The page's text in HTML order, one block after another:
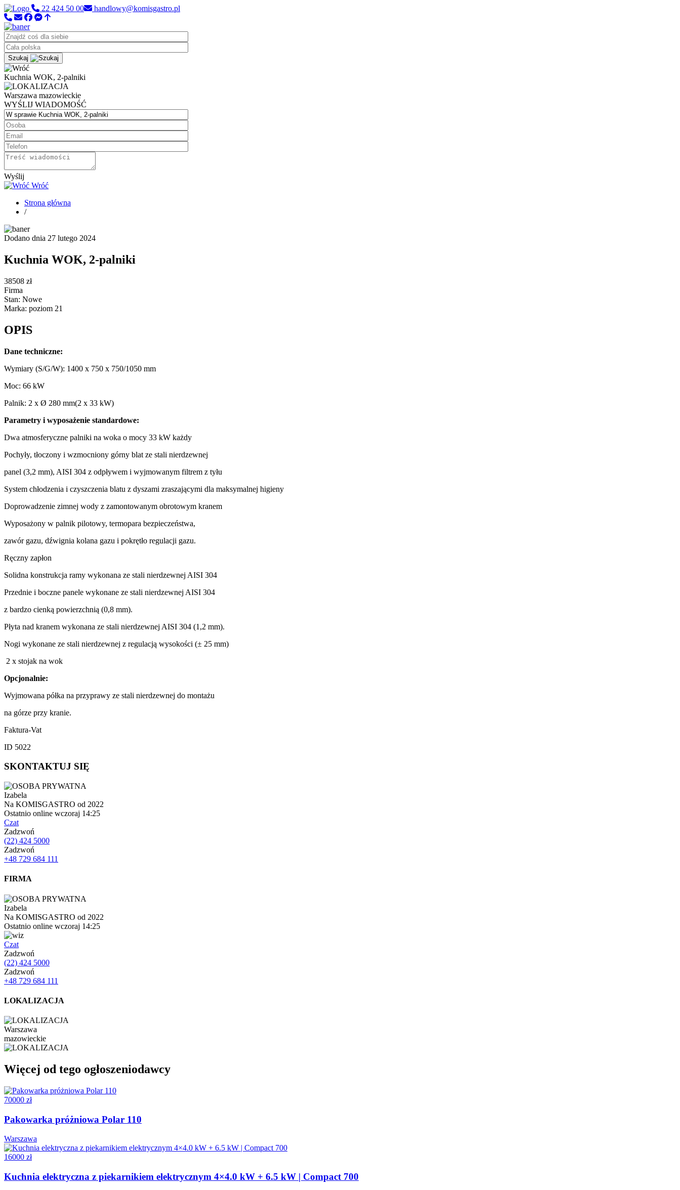
22 424 50 00 handlowy@komisgastro.pl
Szukaj
Kuchnia WOK, 2-palniki
Warszawa mazowieckie
WYŚLIJ WIADOMOŚĆ
Wyślij
Wróć
Strona główna
/
Dodano dnia 27 lutego 2024
Kuchnia WOK, 2-palniki
38508 zł
Firma
Stan: Nowe
Marka: poziom 21
OPIS
Dane techniczne:
Wymiary (S/G/W): 1400 x 750 x 750/1050 mm
Moc: 66 kW
Palnik: 2 x Ø 280 mm(2 x 33 kW)
Parametry i wyposażenie standardowe:
Dwa atmosferyczne palniki na woka o mocy 33 kW każdy
Pochyły, tłoczony i wzmocniony górny blat ze stali nierdzewnej
panel (3,2 mm), AISI 304 z odpływem i wyjmowanym filtrem z tyłu
System chłodzenia i czyszczenia blatu z dyszami zraszającymi dla maksymalnej higieny
Doprowadzenie zimnej wody z zamontowanym obrotowym kranem
Wyposażony w palnik pilotowy, termopara bezpieczeństwa,
zawór gazu, dźwignia kolana gazu i pokrętło regulacji gazu.
Ręczny zapłon
Solidna konstrukcja ramy wykonana ze stali nierdzewnej AISI 304
Przednie i boczne panele wykonane ze stali nierdzewnej AISI 304
z bardzo cienką powierzchnią (0,8 mm).
Płyta nad kranem wykonana ze stali nierdzewnej AISI 304 (1,2 mm).
Nogi wykonane ze stali nierdzewnej z regulacją wysokości (± 25 mm)
2 x stojak na wok
Opcjonalnie:
Wyjmowana półka na przyprawy ze stali nierdzewnej do montażu
na górze przy kranie.
Faktura-Vat
ID 5022
SKONTAKTUJ SIĘ
Izabela
Na KOMISGASTRO od 2022
Ostatnio online wczoraj 14:25
Czat
Zadzwoń
(22) 424 5000
Zadzwoń
+48 729 684 111
FIRMA
Izabela
Na KOMISGASTRO od 2022
Ostatnio online wczoraj 14:25
Czat
Zadzwoń
(22) 424 5000
Zadzwoń
+48 729 684 111
LOKALIZACJA
Warszawa
mazowieckie
Więcej od tego ogłoszeniodawcy
70000 zł
Pakowarka próżniowa Polar 110
Warszawa
16000 zł
Kuchnia elektryczna z piekarnikiem elektrycznym 4×4.0 kW + 6.5 kW | Compact 700